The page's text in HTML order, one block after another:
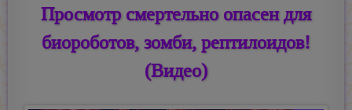
Просмотр смертельно опасен для
биороботов, зомби, рептилоидов!
(Видео)